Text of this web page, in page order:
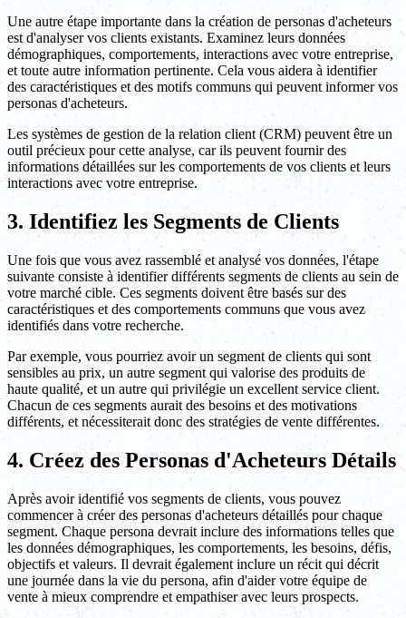
Une autre étape importante dans la création de personas d'acheteurs
est d'analyser vos clients existants. Examinez leurs données
démographiques, comportements, interactions avec votre entreprise,
et toute autre information pertinente. Cela vous aidera à identifier
des caractéristiques et des motifs communs qui peuvent informer vos
personas d'acheteurs.
Les systèmes de gestion de la relation client (CRM) peuvent être un
outil précieux pour cette analyse, car ils peuvent fournir des
informations détaillées sur les comportements de vos clients et leurs
interactions avec votre entreprise.
3. Identifiez les Segments de Clients
Une fois que vous avez rassemblé et analysé vos données, l'étape
suivante consiste à identifier différents segments de clients au sein de
votre marché cible. Ces segments doivent être basés sur des
caractéristiques et des comportements communs que vous avez
identifiés dans votre recherche.
Par exemple, vous pourriez avoir un segment de clients qui sont
sensibles au prix, un autre segment qui valorise des produits de
haute qualité, et un autre qui privilégie un excellent service client.
Chacun de ces segments aurait des besoins et des motivations
différents, et nécessiterait donc des stratégies de vente différentes.
4. Créez des Personas d'Acheteurs Détails
Après avoir identifié vos segments de clients, vous pouvez
commencer à créer des personas d'acheteurs détaillés pour chaque
segment. Chaque persona devrait inclure des informations telles que
les données démographiques, les comportements, les besoins, défis,
objectifs et valeurs. Il devrait également inclure un récit qui décrit
une journée dans la vie du persona, afin d'aider votre équipe de
vente à mieux comprendre et empathiser avec leurs prospects.